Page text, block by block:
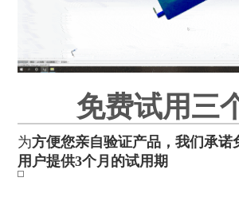
免费试用三
为方便您亲自验证产品，我们承诺
用户提供3个月的试用期